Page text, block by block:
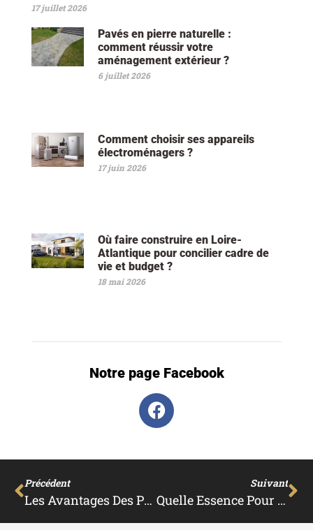
17 juillet 2026
Pavés en pierre naturelle :
comment réussir votre
aménagement extérieur ?
6 juillet 2026
Comment choisir ses appareils
électroménagers ?
17 juin 2026
Où faire construire en Loire-
Atlantique pour concilier cadre de
vie et budget ?
18 mai 2026
Notre page Facebook
Précédent
Les Avantages Des Pompes À Chaleur Pour Votre Maison En Seine-Maritime
Suivant
Quelle Essence Pour Une Tondeuse Briggs Et Stratton : 95 Ou 98 ?